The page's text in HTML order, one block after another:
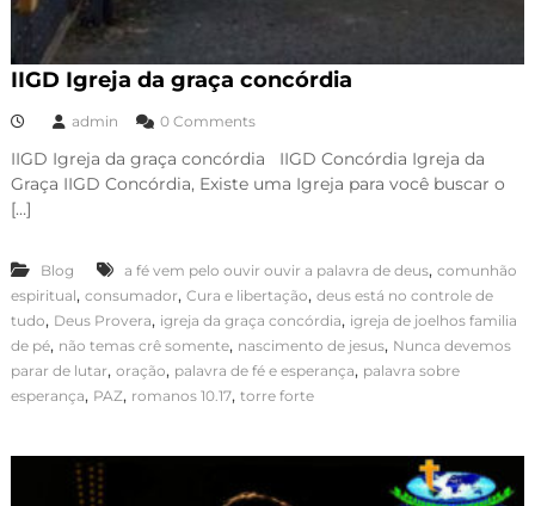
IIGD Igreja da graça concórdia
admin 0 Comments
IIGD Igreja da graça concórdia IIGD Concórdia Igreja da
Graça IIGD Concórdia, Existe uma Igreja para você buscar o
[…]
Blog a fé vem pelo ouvir ouvir a palavra de deus, comunhão
espiritual, consumador, Cura e libertação, deus está no controle de
tudo, Deus Provera, igreja da graça concórdia, igreja de joelhos familia
de pé, não temas crê somente, nascimento de jesus, Nunca devemos
parar de lutar, oração, palavra de fé e esperança, palavra sobre
esperança, PAZ, romanos 10.17, torre forte